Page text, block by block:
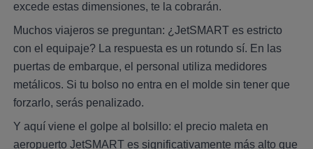
excede estas dimensiones, te la cobrarán.
Muchos viajeros se preguntan: ¿JetSMART es estricto
con el equipaje? La respuesta es un rotundo sí. En las
puertas de embarque, el personal utiliza medidores
metálicos. Si tu bolso no entra en el molde sin tener que
forzarlo, serás penalizado.
Y aquí viene el golpe al bolsillo: el precio maleta en
aeropuerto JetSMART es significativamente más alto que